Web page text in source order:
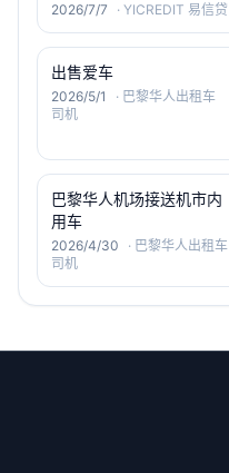
2026/7/7 · YICREDIT 易信贷
出售爱车
2026/5/1 · 巴黎华人出租车
司机
巴黎华人机场接送机市内
用车
2026/4/30 · 巴黎华人出租车
司机